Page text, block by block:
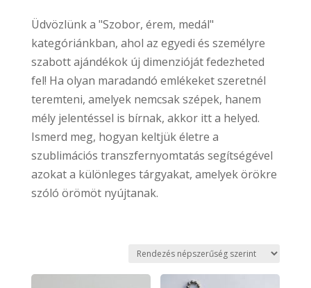
Üdvözlünk a "Szobor, érem, medál"
kategóriánkban, ahol az egyedi és személyre
szabott ajándékok új dimenzióját fedezheted
fel! Ha olyan maradandó emlékeket szeretnél
teremteni, amelyek nemcsak szépek, hanem
mély jelentéssel is bírnak, akkor itt a helyed.
Ismerd meg, hogyan keltjük életre a
szublimációs transzfernyomtatás segítségével
azokat a különleges tárgyakat, amelyek örökre
szóló örömöt nyújtanak.